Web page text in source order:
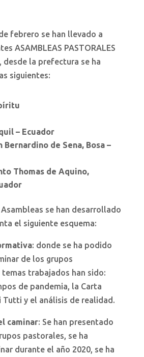
febrero se han llevado a
ASAMBLEAS PASTORALES
desde la prefectura se ha
siguientes:
– Ecuador
Bernardino de Sena, Bosa –
Thomas de Aquino,
Asambleas se han desarrollado
el siguiente esquema:
: donde se ha podido
de los grupos
trabajados han sido:
de pandemia, la Carta
Tutti y el análisis de realidad.
caminar: Se han presentado
pastorales, se ha
durante el año 2020, se ha